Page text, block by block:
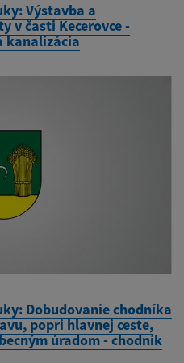
Výstavba a
v časti Kecerovce -
kanalizácia
Dobudovanie chodníka
popri hlavnej ceste,
úradom - chodník